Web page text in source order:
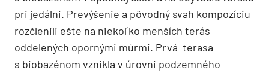
Corten verzus brezy
Funkčne je okrasná záhrada rozdelená na terasu
s biobazénom v spodnej časti a na obývaciu terasu